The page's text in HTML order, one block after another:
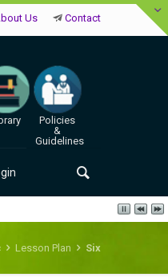
Us Contact
Policies
&
Guidelines
Lesson Plan Six